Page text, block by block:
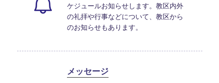
ケジュールお知らせします。教区内外
の礼拝や行事などについて、教区から
のお知らせもあります。
メッセージ